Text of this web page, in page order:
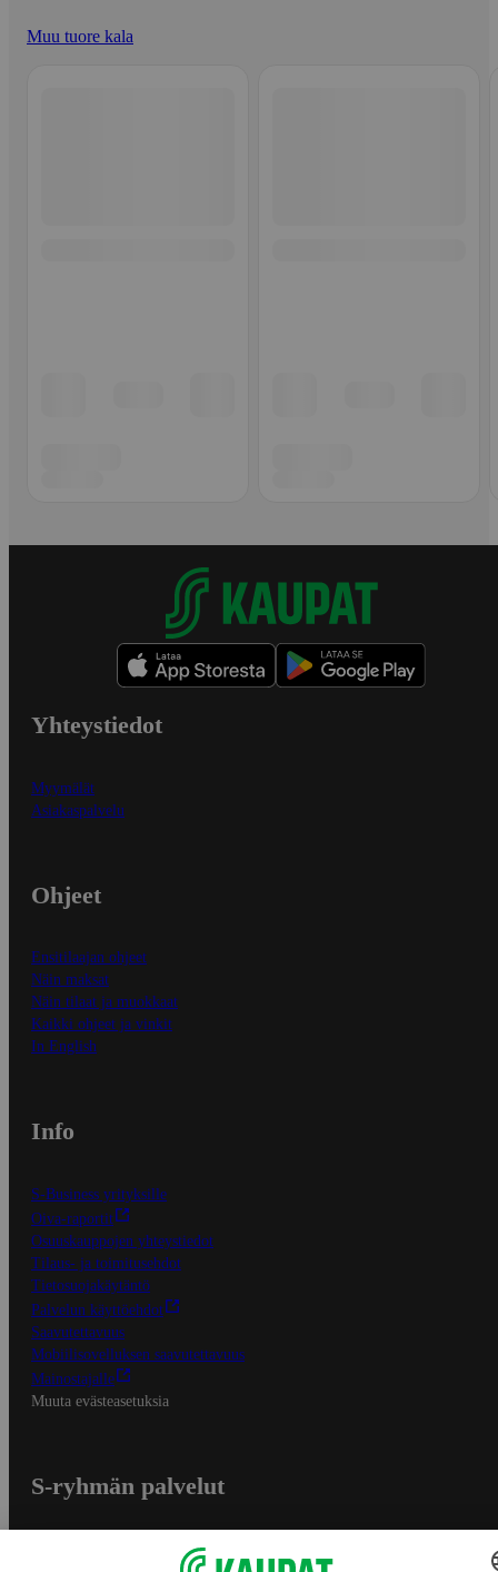
Muu tuore kala
Yhteystiedot
Myymälät
Asiakaspalvelu
Ohjeet
Ensitilaajan ohjeet
Näin maksat
Näin tilaat ja muokkaat
Kaikki ohjeet ja vinkit
In English
Info
S-Business yrityksille
Oiva-raportit
Osuuskauppojen yhteystiedot
Tilaus- ja toimitusehdot
Tietosuojakäytäntö
Palvelun käyttöehdot
Saavutettavuus
Mobiilisovelluksen saavutettavuus
Mainostajalle
Muuta evästeasetuksia
S-ryhmän palvelut